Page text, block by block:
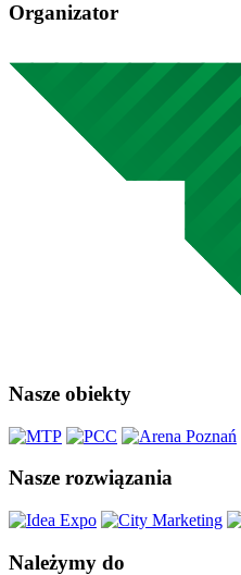
Organizator
Nasze obiekty
Nasze rozwiązania
Należymy do